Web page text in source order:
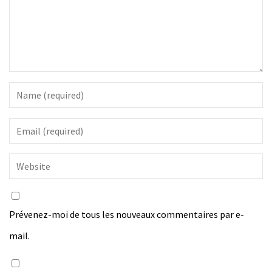
Prévenez-moi de tous les nouveaux commentaires par e-
mail.